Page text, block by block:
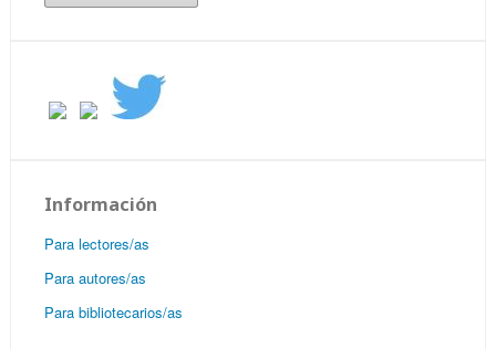
Información
Para lectores/as
Para autores/as
Para bibliotecarios/as